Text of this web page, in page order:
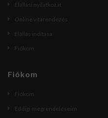
Elállási nyilatkozat
Online vitarendezés
Elállás indítása
Fiókom
Fiókom
Fiókom
Eddigi megrendeléseim